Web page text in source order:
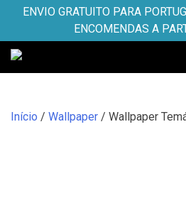
content
ENVIO GRATUITO PARA
ENCOMENDAS A
Início / Wallpaper / Wallpaper